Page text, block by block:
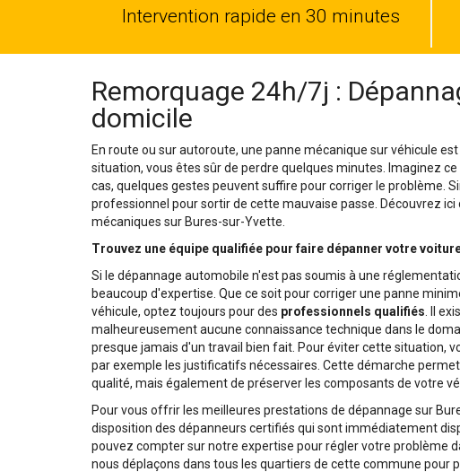
Intervention rapide en 30 minutes
Remorquage 24h/7j :
domicile
En route ou sur autoroute, une panne mécanique sur véhicule
situation, vous êtes sûr de perdre quelques minutes. Imaginez
cas, quelques gestes peuvent suffire pour corriger le problème.
professionnel pour sortir de cette mauvaise passe. Découvrez
mécaniques sur Bures-sur-Yvette.
Trouvez une équipe qualifiée pour faire dépanner votre
Si le dépannage automobile n'est pas soumis à une
beaucoup d'expertise. Que ce soit pour corriger une panne
véhicule, optez toujours pour des professionnels qualifiés . Il
malheureusement aucune connaissance technique dans le
presque jamais d'un travail bien fait. Pour éviter cette situation,
par exemple les justificatifs nécessaires. Cette démarche
qualité, mais également de préserver les composants de votre
Pour vous offrir les meilleures prestations de dépannage sur
disposition des dépanneurs certifiés qui sont immédiatement
pouvez compter sur notre expertise pour régler votre problème
nous déplaçons dans tous les quartiers de cette commune pour